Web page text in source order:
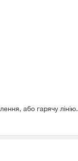
або гарячу лінію.